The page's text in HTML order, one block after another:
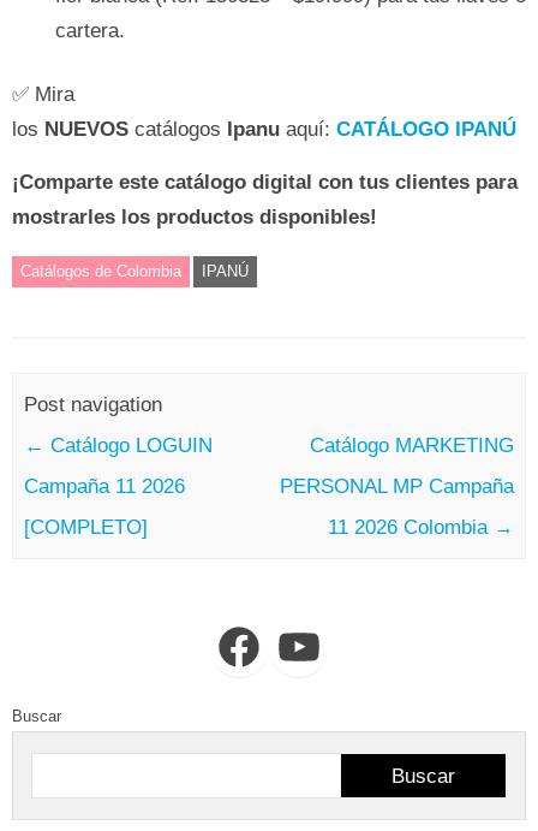
cartera.
✅ Mira
los NUEVOS catálogos Ipanu aquí: CATÁLOGO IPANÚ
¡Comparte este catálogo digital con tus clientes para
mostrarles los productos disponibles!
Catálogos de Colombia IPANÚ
Post navigation
← Catálogo LOGUIN
Campaña 11 2026
[COMPLETO]
Catálogo MARKETING
PERSONAL MP Campaña
11 2026 Colombia →
FacebookYouTube
Buscar
Buscar